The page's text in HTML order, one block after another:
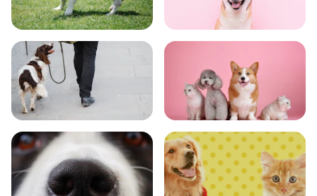
トレーニング グッズ
おでかけ 図鑑